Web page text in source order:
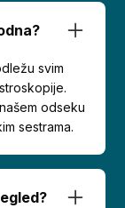
svim
odseku
sestrama.